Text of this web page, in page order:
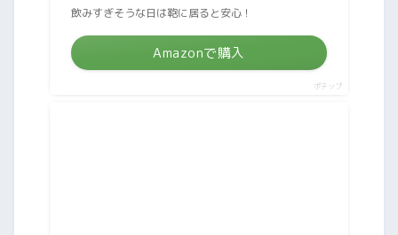
飲みすぎそうな日は鞄に居ると安心！
Amazonで購入
ポチップ